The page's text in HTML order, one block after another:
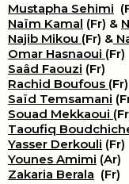
Mustapha Sehimi
Naïm Kamal (Fr) &
Najib Mikou (Fr) &
Omar Hasnaoui (Fr)
Saâd Faouzi (Fr)
Rachid Boufous
Saïd Temsamani
Souad Mekkaoui
Taoufiq
Yasser Derkouli (Fr)
Younes Amimi (Ar)
Zakaria Berala (Fr)